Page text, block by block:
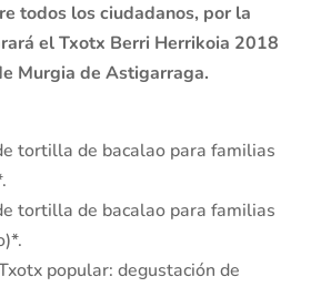
todos los ciudadanos, por la
el Txotx Berri Herrikoia 2018
Murgia de Astigarraga.
tortilla de bacalao para familias
tortilla de bacalao para familias
popular: degustación de